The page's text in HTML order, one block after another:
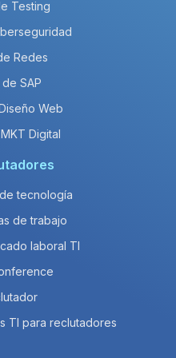
Testing
Redes
SAP
Web
Digital
tecnología
de trabajo
laboral TI
TI para reclutadores